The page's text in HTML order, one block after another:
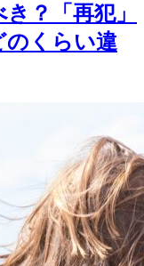
？「再犯」
のくらい違